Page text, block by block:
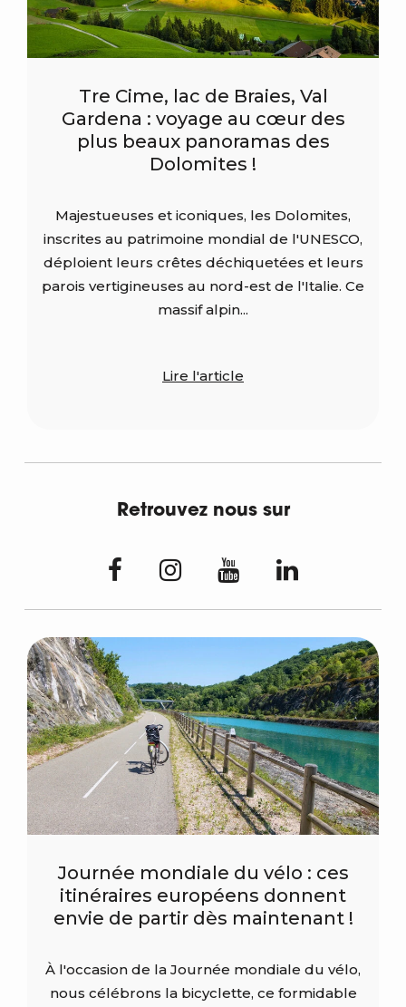
Tre Cime, lac de Braies, Val
Gardena : voyage au cœur des
plus beaux panoramas des
Dolomites !
Majestueuses et iconiques, les Dolomites,
inscrites au patrimoine mondial de l'UNESCO,
déploient leurs crêtes déchiquetées et leurs
parois vertigineuses au nord-est de l'Italie. Ce
massif alpin...
Lire l'article
Retrouvez nous sur
Journée mondiale du vélo : ces
itinéraires européens donnent
envie de partir dès maintenant !
À l'occasion de la Journée mondiale du vélo,
nous célébrons la bicyclette, ce formidable